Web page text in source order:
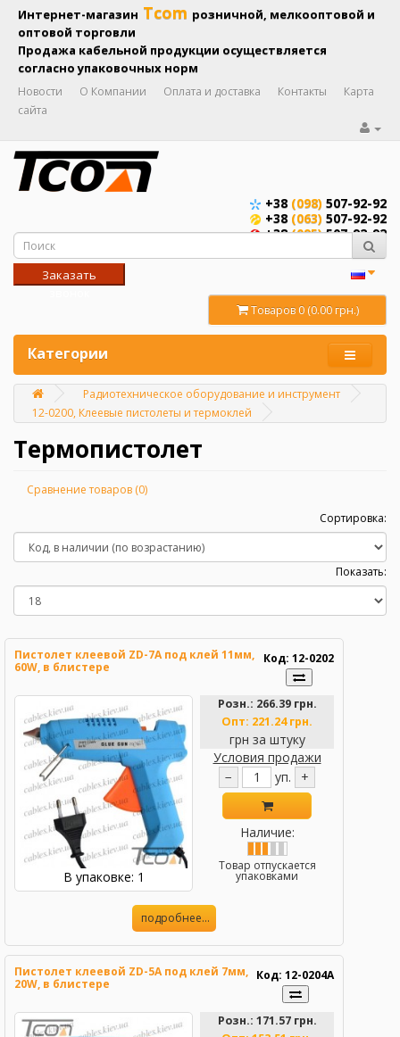
Интернет-магазин Tcom розничной, мелкооптовой и
оптовой торговли
Продажа кабельной продукции осуществляется
согласно упаковочных норм
Новости О Компании Оплата и доставка Контакты
Карта
сайта
+38 (098) 507-92-92
+38 (063) 507-92-92
+38(095)507-92-92
Заказать
Товаров 0 (0.00 грн.)
Категории
Главная
Радиотехническое оборудование и инструмент
12-0200, Клеевые пистолеты и термоклей
Термопистолет
Сравнение товаров (0)
Сортировка:
Показать:
Пистолет клеевой ZD-7А под клей 11мм,
60W, в блистере
Код: 12-0202
В упаковке: 1
Розн.: 266.39 грн.
Опт: 221.24 грн.
грн за штуку
Условия продажи
−
уп. +
Наличие:
Товар отпускается
упаковками
подробнее...
Пистолет клеевой ZD-5А под клей 7мм,
20W, в блистере
Код: 12-0204A
Розн.: 171.57 грн.